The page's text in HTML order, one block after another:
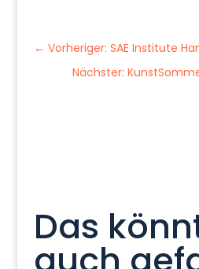
← Vorheriger: SAE Institute
Nächster:
Das